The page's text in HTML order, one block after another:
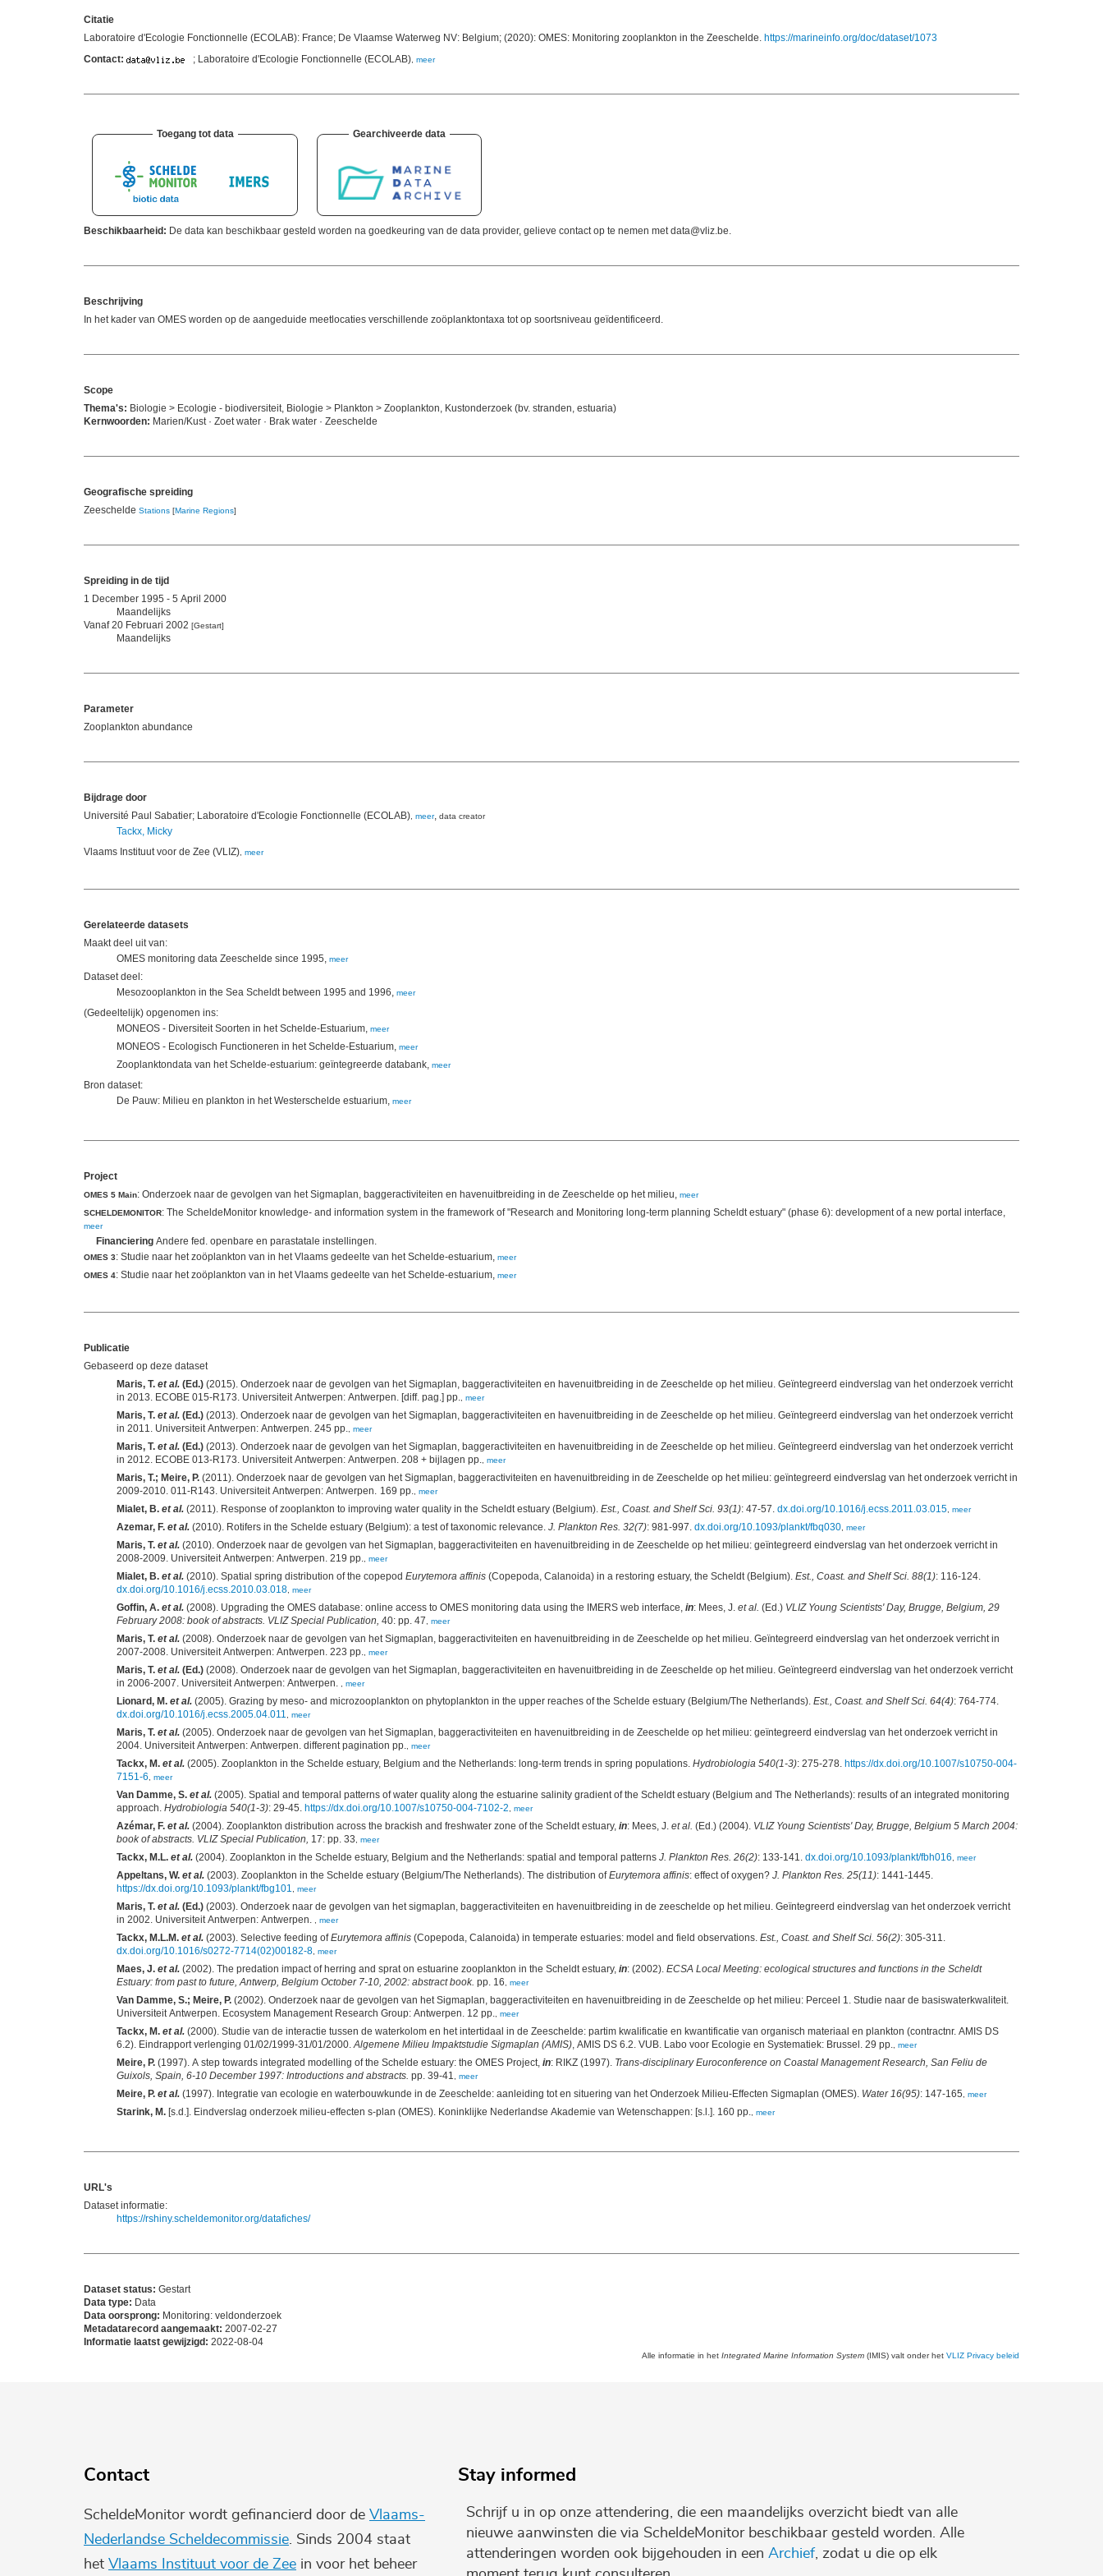
Citatie
Laboratoire d'Ecologie Fonctionnelle (ECOLAB): France; De Vlaamse Waterweg NV: Belgium; (2020): OMES: Monitoring zooplankton in the Zeeschelde. https://marineinfo.org/doc/dataset/1073
Contact:
; Laboratoire d'Ecologie Fonctionnelle (ECOLAB), meer
Toegang tot data Gearchiveerde data
Beschikbaarheid: De data kan beschikbaar gesteld worden na goedkeuring van de data provider, gelieve contact op te nemen met data@vliz.be.
Beschrijving
In het kader van OMES worden op de aangeduide meetlocaties verschillende zoöplanktontaxa tot op soortsniveau geïdentificeerd.
Scope
Thema's: Biologie > Ecologie - biodiversiteit, Biologie > Plankton > Zooplankton, Kustonderzoek (bv. stranden, estuaria)
Kernwoorden: Marien/Kust · Zoet water · Brak water · Zeeschelde
Geografische spreiding
Zeeschelde Stations [Marine Regions]
Spreiding in de tijd
1 December 1995 - 5 April 2000
Maandelijks
Vanaf 20 Februari 2002 [Gestart]
Maandelijks
Parameter
Zooplankton abundance
Bijdrage door
Université Paul Sabatier; Laboratoire d'Ecologie Fonctionnelle (ECOLAB), meer, data creator
Tackx, Micky
Vlaams Instituut voor de Zee (VLIZ), meer
Gerelateerde datasets
Maakt deel uit van:
OMES monitoring data Zeeschelde since 1995, meer
Dataset deel:
Mesozooplankton in the Sea Scheldt between 1995 and 1996, meer
(Gedeeltelijk) opgenomen ins:
MONEOS - Diversiteit Soorten in het Schelde-Estuarium, meer
MONEOS - Ecologisch Functioneren in het Schelde-Estuarium, meer
Zooplanktondata van het Schelde-estuarium: geïntegreerde databank, meer
Bron dataset:
De Pauw: Milieu en plankton in het Westerschelde estuarium, meer
Project
OMES 5 Main: Onderzoek naar de gevolgen van het Sigmaplan, baggeractiviteiten en havenuitbreiding in de Zeeschelde op het milieu, meer
SCHELDEMONITOR: The ScheldeMonitor knowledge- and information system in the framework of "Research and Monitoring long-term planning Scheldt estuary" (phase 6): development of a new portal interface,
meer
Financiering Andere fed. openbare en parastatale instellingen.
OMES 3: Studie naar het zoöplankton van in het Vlaams gedeelte van het Schelde-estuarium, meer
OMES 4: Studie naar het zoöplankton van in het Vlaams gedeelte van het Schelde-estuarium, meer
Publicatie
Gebaseerd op deze dataset
Maris, T. et al. (Ed.) (2015). Onderzoek naar de gevolgen van het Sigmaplan, baggeractiviteiten en havenuitbreiding in de Zeeschelde op het milieu. Geïntegreerd eindverslag van het onderzoek verricht
in 2013. ECOBE 015-R173. Universiteit Antwerpen: Antwerpen. [diff. pag.] pp., meer
Maris, T. et al. (Ed.) (2013). Onderzoek naar de gevolgen van het Sigmaplan, baggeractiviteiten en havenuitbreiding in de Zeeschelde op het milieu. Geïntegreerd eindverslag van het onderzoek verricht
in 2011. Universiteit Antwerpen: Antwerpen. 245 pp., meer
Maris, T. et al. (Ed.) (2013). Onderzoek naar de gevolgen van het Sigmaplan, baggeractiviteiten en havenuitbreiding in de Zeeschelde op het milieu. Geïntegreerd eindverslag van het onderzoek verricht
in 2012. ECOBE 013-R173. Universiteit Antwerpen: Antwerpen. 208 + bijlagen pp., meer
Maris, T.; Meire, P. (2011). Onderzoek naar de gevolgen van het Sigmaplan, baggeractiviteiten en havenuitbreiding in de Zeeschelde op het milieu: geïntegreerd eindverslag van het onderzoek verricht in
2009-2010. 011-R143. Universiteit Antwerpen: Antwerpen. 169 pp., meer
Mialet, B. et al. (2011). Response of zooplankton to improving water quality in the Scheldt estuary (Belgium). Est., Coast. and Shelf Sci. 93(1): 47-57. dx.doi.org/10.1016/j.ecss.2011.03.015, meer
Azemar, F. et al. (2010). Rotifers in the Schelde estuary (Belgium): a test of taxonomic relevance. J. Plankton Res. 32(7): 981-997. dx.doi.org/10.1093/plankt/fbq030, meer
Maris, T. et al. (2010). Onderzoek naar de gevolgen van het Sigmaplan, baggeractiviteiten en havenuitbreiding in de Zeeschelde op het milieu: geïntegreerd eindverslag van het onderzoek verricht in
2008-2009. Universiteit Antwerpen: Antwerpen. 219 pp., meer
Mialet, B. et al. (2010). Spatial spring distribution of the copepod Eurytemora affinis (Copepoda, Calanoida) in a restoring estuary, the Scheldt (Belgium). Est., Coast. and Shelf Sci. 88(1): 116-124.
dx.doi.org/10.1016/j.ecss.2010.03.018, meer
Goffin, A. et al. (2008). Upgrading the OMES database: online access to OMES monitoring data using the IMERS web interface, in: Mees, J. et al. (Ed.) VLIZ Young Scientists' Day, Brugge, Belgium, 29
February 2008: book of abstracts. VLIZ Special Publication, 40: pp. 47, meer
Maris, T. et al. (2008). Onderzoek naar de gevolgen van het Sigmaplan, baggeractiviteiten en havenuitbreiding in de Zeeschelde op het milieu. Geïntegreerd eindverslag van het onderzoek verricht in
2007-2008. Universiteit Antwerpen: Antwerpen. 223 pp., meer
Maris, T. et al. (Ed.) (2008). Onderzoek naar de gevolgen van het Sigmaplan, baggeractiviteiten en havenuitbreiding in de Zeeschelde op het milieu. Geïntegreerd eindverslag van het onderzoek verricht
in 2006-2007. Universiteit Antwerpen: Antwerpen. , meer
Lionard, M. et al. (2005). Grazing by meso- and microzooplankton on phytoplankton in the upper reaches of the Schelde estuary (Belgium/The Netherlands). Est., Coast. and Shelf Sci. 64(4): 764-774.
dx.doi.org/10.1016/j.ecss.2005.04.011, meer
Maris, T. et al. (2005). Onderzoek naar de gevolgen van het Sigmaplan, baggeractiviteiten en havenuitbreiding in de Zeeschelde op het milieu: geïntegreerd eindverslag van het onderzoek verricht in
2004. Universiteit Antwerpen: Antwerpen. different pagination pp., meer
Tackx, M. et al. (2005). Zooplankton in the Schelde estuary, Belgium and the Netherlands: long-term trends in spring populations. Hydrobiologia 540(1-3): 275-278. https://dx.doi.org/10.1007/s10750-004-
7151-6, meer
Van Damme, S. et al. (2005). Spatial and temporal patterns of water quality along the estuarine salinity gradient of the Scheldt estuary (Belgium and The Netherlands): results of an integrated monitoring
approach. Hydrobiologia 540(1-3): 29-45. https://dx.doi.org/10.1007/s10750-004-7102-2, meer
Azémar, F. et al. (2004). Zooplankton distribution across the brackish and freshwater zone of the Scheldt estuary, in: Mees, J. et al. (Ed.) (2004). VLIZ Young Scientists' Day, Brugge, Belgium 5 March 2004:
book of abstracts. VLIZ Special Publication, 17: pp. 33, meer
Tackx, M.L. et al. (2004). Zooplankton in the Schelde estuary, Belgium and the Netherlands: spatial and temporal patterns J. Plankton Res. 26(2): 133-141. dx.doi.org/10.1093/plankt/fbh016, meer
Appeltans, W. et al. (2003). Zooplankton in the Schelde estuary (Belgium/The Netherlands). The distribution ofEurytemora affinis: effect of oxygen? J. Plankton Res. 25(11): 1441-1445.
https://dx.doi.org/10.1093/plankt/fbg101, meer
Maris, T. et al. (Ed.) (2003). Onderzoek naar de gevolgen van het sigmaplan, baggeractiviteiten en havenuitbreiding in de zeeschelde op het milieu. Geïntegreerd eindverslag van het onderzoek verricht
in 2002. Universiteit Antwerpen: Antwerpen. , meer
Tackx, M.L.M. et al. (2003). Selective feeding ofEurytemora affinis (Copepoda, Calanoida) in temperate estuaries: model and field observations. Est., Coast. and Shelf Sci. 56(2): 305-311.
dx.doi.org/10.1016/s0272-7714(02)00182-8, meer
Maes, J. et al. (2002). The predation impact of herring and sprat on estuarine zooplankton in the Scheldt estuary, in: (2002). ECSA Local Meeting: ecological structures and functions in the Scheldt
Estuary: from past to future, Antwerp, Belgium October 7-10, 2002: abstract book. pp. 16, meer
Van Damme, S.; Meire, P. (2002). Onderzoek naar de gevolgen van het Sigmaplan, baggeractiviteiten en havenuitbreiding in de Zeeschelde op het milieu: Perceel 1. Studie naar de basiswaterkwaliteit.
Universiteit Antwerpen. Ecosystem Management Research Group: Antwerpen. 12 pp., meer
Tackx, M. et al. (2000). Studie van de interactie tussen de waterkolom en het intertidaal in de Zeeschelde: partim kwalificatie en kwantificatie van organisch materiaal en plankton (contractnr. AMIS DS
6.2). Eindrapport verlenging 01/02/1999-31/01/2000.Algemene Milieu Impaktstudie Sigmaplan (AMIS) , AMIS DS 6.2. VUB. Labo voor Ecologie en Systematiek: Brussel. 29 pp., meer
Meire, P. (1997). A step towards integrated modelling of the Schelde estuary: the OMES Project, in: RIKZ (1997). Trans-disciplinary Euroconference on Coastal Management Research, San Feliu de
Guixols, Spain, 6-10 December 1997: Introductions and abstracts. pp. 39-41, meer
Meire, P. et al. (1997). Integratie van ecologie en waterbouwkunde in de Zeeschelde: aanleiding tot en situering van het Onderzoek Milieu-Effecten Sigmaplan (OMES). Water 16(95): 147-165, meer
Starink, M. [s.d.]. Eindverslag onderzoek milieu-effecten s-plan (OMES). Koninklijke Nederlandse Akademie van Wetenschappen: [s.l.]. 160 pp., meer
URL's
Dataset informatie:
https://rshiny.scheldemonitor.org/datafiches/
Dataset status: Gestart
Data type: Data
Data oorsprong: Monitoring: veldonderzoek
Metadatarecord aangemaakt: 2007-02-27
Informatie laatst gewijzigd: 2022-08-04
Alle informatie in het Integrated Marine Information System (IMIS) valt onder het VLIZ Privacy beleid
Contact
ScheldeMonitor wordt gefinancierd door de Vlaams-
Nederlandse Scheldecommissie . Sinds 2004 staat
het Vlaams Instituut voor de Zee in voor het beheer
Stay informed
Schrijf u in op onze attendering, die een maandelijks overzicht biedt van alle
nieuwe aanwinsten die via ScheldeMonitor beschikbaar gesteld worden. Alle
attenderingen worden ook bijgehouden in een Archief , zodat u die op elk